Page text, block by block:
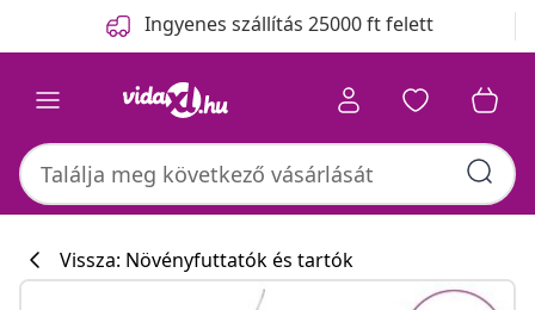
Ingyenes szállítás 25000 ft felett
Vissza: Növényfuttatók és tartók